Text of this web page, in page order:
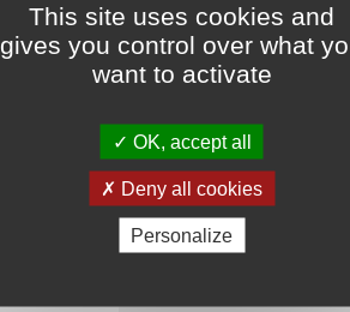
This site uses cookies and
gives you control over what
want to activate
OK, accept all
Deny all cookies
Personalize